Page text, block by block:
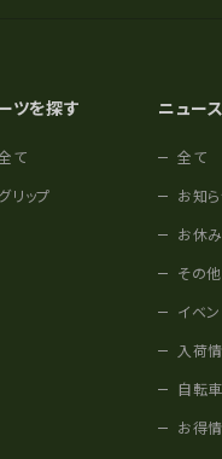
ツを探す
て
グリップ
ニュー
全て
お知
お休
その
イベ
入荷
自転
お得